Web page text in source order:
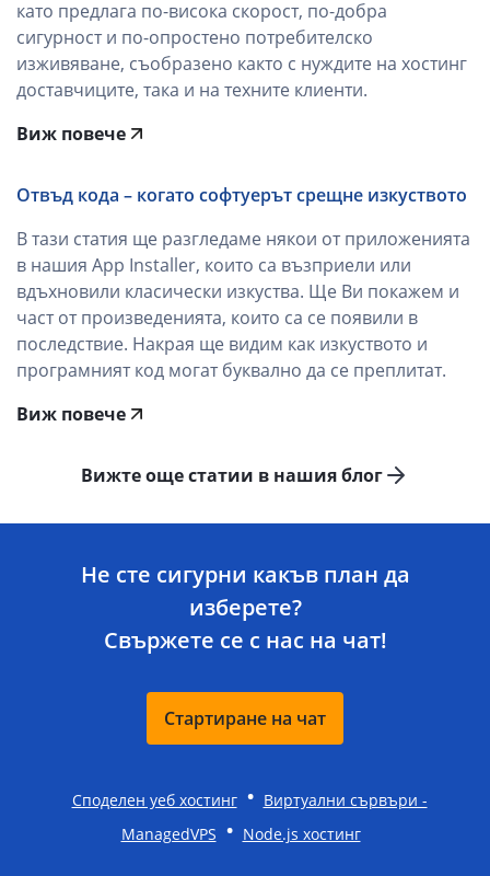
като предлага по-висока скорост, по-добра
сигурност и по-опростено потребителско
изживяване, съобразено както с нуждите на хостинг
доставчиците, така и на техните клиенти.
Виж повече
Отвъд кода – когато софтуерът срещне изкуството
В тази статия ще разгледаме някои от приложенията
в нашия App Installer, които са възприели или
вдъхновили класически изкуства. Ще Ви покажем и
част от произведенията, които са се появили в
последствие. Накрая ще видим как изкуството и
програмният код могат буквално да се преплитат.
Виж повече
Вижте още статии в нашия блог
Не сте сигурни какъв план да
изберете?
Свържете се с нас на чат!
Стартиране на чат
Споделен уеб хостинг • Виртуални сървъри -
ManagedVPS • Node.js хостинг